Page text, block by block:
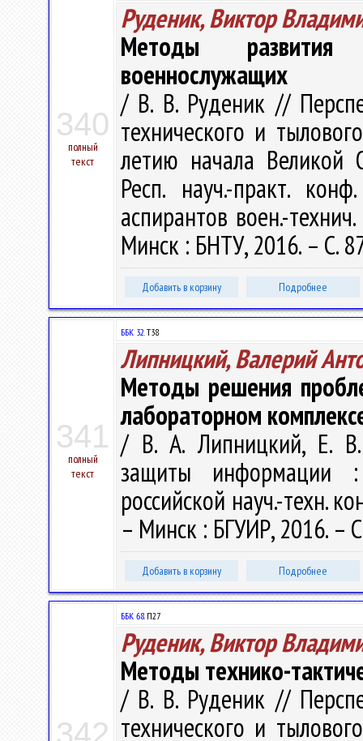
340
полный
текст
Руденик, Виктор
Методы развития
военнослужащих
/ В. В. Руденик //
технического и
летию начала Великой
Респ. науч.-практ.
аспирантов воен.-
Минск : БНТУ, 2016. – С.
Добавить в корзину Подробнее
341
полный
текст
ББК 32.Т38
Липницкий, Валерий
Методы решения
лабораторном
/ В. А. Липницкий, Е. В.
защиты информации :
российской науч.-техн.
– Минск : БГУИР, 2016. –
Добавить в корзину Подробнее
342
ББК 68.П27
Руденик, Виктор
Методы технико-
/ В. В. Руденик //
технического и